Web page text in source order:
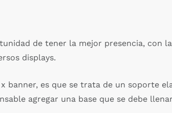
de tener la mejor presencia, con
displays.
banner, es que se trata de un soporte
agregar una base que se debe